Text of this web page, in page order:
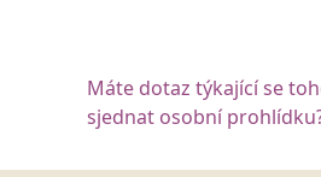
Máte dotaz týkající se
sjednat osobní